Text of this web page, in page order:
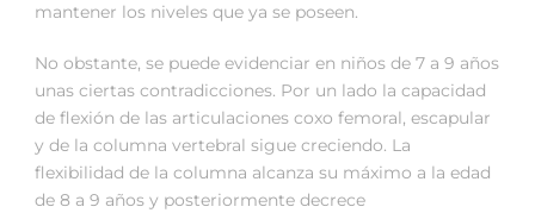
mantener los niveles que ya se poseen.
No obstante, se puede evidenciar en niños de 7 a 9 años
unas ciertas contradicciones. Por un lado la capacidad
de flexión de las articulaciones coxo femoral, escapular
y de la columna vertebral sigue creciendo. La
flexibilidad de la columna alcanza su máximo a la edad
de 8 a 9 años y posteriormente decrece